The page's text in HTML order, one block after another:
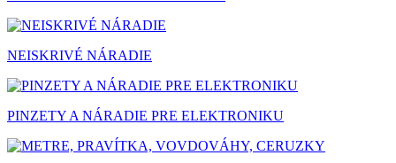
NEISKRIVÉ NÁRADIE
PINZETY A NÁRADIE PRE ELEKTRONIKU